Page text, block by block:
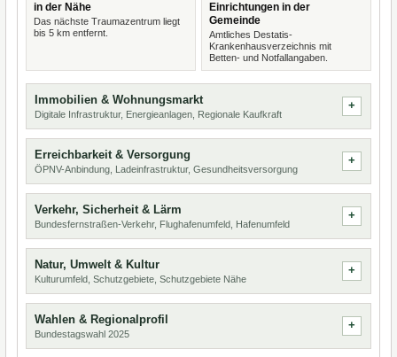
in der Nähe
Das nächste Traumazentrum liegt
bis 5 km entfernt.
Einrichtungen in der
Gemeinde
Amtliches Destatis-
Krankenhausverzeichnis mit
Betten- und Notfallangaben.
Immobilien & Wohnungsmarkt
Digitale Infrastruktur, Energieanlagen, Regionale Kaufkraft
Erreichbarkeit & Versorgung
ÖPNV-Anbindung, Ladeinfrastruktur, Gesundheitsversorgung
Verkehr, Sicherheit & Lärm
Bundesfernstraßen-Verkehr, Flughafenumfeld, Hafenumfeld
Natur, Umwelt & Kultur
Kulturumfeld, Schutzgebiete, Schutzgebiete Nähe
Wahlen & Regionalprofil
Bundestagswahl 2025